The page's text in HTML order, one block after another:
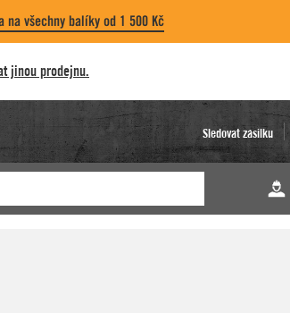
na všechny balíky od 1 500 Kč
jinou prodejnu.
Sledovat zásilku